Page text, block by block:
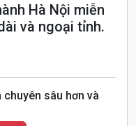
Hà Nội miễn
và ngoại tỉnh.
sâu hơn và